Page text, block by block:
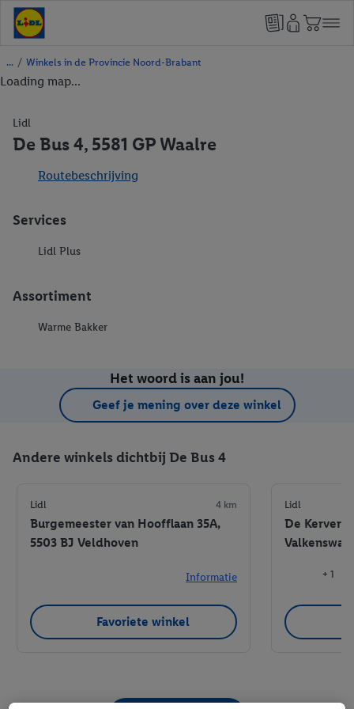
/ Winkels in de Provincie Noord-Brabant
Loading map...
Lidl
De Bus 4, 5581 GP Waalre
Routebeschrijving
Services
Lidl Plus
Assortiment
Warme Bakker
Het woord is aan jou!
Geef je mening over deze winkel
Andere winkels dichtbij De Bus 4
Lidl 4 km
Burgemeester van Hoofflaan 35A,
5503 BJ Veldhoven
Informatie
Favoriete winkel
Lidl
De Kerverij
+ 1